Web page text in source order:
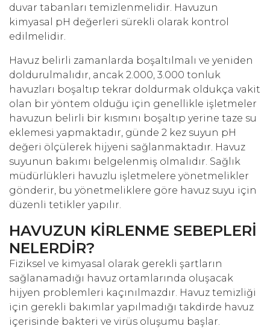
duvar tabanları temizlenmelidir. Havuzun
kimyasal pH değerleri sürekli olarak kontrol
edilmelidir.
Havuz belirli zamanlarda boşaltılmalı ve yeniden
doldurulmalıdır, ancak 2.000, 3.000 tonluk
havuzları boşaltıp tekrar doldurmak oldukça vakit
olan bir yöntem olduğu için genellikle işletmeler
havuzun belirli bir kısmını boşaltıp yerine taze su
eklemesi yapmaktadır, günde 2 kez suyun pH
değeri ölçülerek hijyeni sağlanmaktadır. Havuz
suyunun bakımı belgelenmiş olmalıdır. Sağlık
müdürlükleri havuzlu işletmelere yönetmelikler
gönderir, bu yönetmeliklere göre havuz suyu için
düzenli tetikler yapılır.
HAVUZUN KİRLENME SEBEPLERİ
NELERDİR?
Fiziksel ve kimyasal olarak gerekli şartların
sağlanamadığı havuz ortamlarında oluşacak
hijyen problemleri kaçınılmazdır. Havuz temizliği
için gerekli bakımlar yapılmadığı takdirde havuz
içerisinde bakteri ve virüs oluşumu başlar.